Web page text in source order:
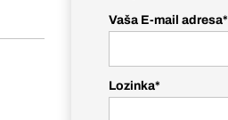
Vaša E-mail adresa*
Lozinka*